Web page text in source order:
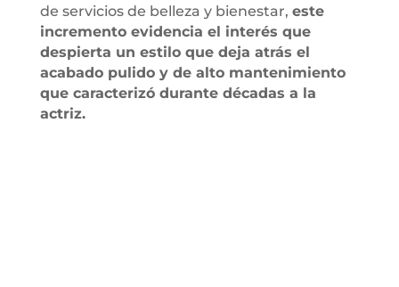
de servicios de belleza y bienestar, este
incremento evidencia el interés que
despierta un estilo que deja atrás el
acabado pulido y de alto mantenimiento
que caracterizó durante décadas a la
actriz.